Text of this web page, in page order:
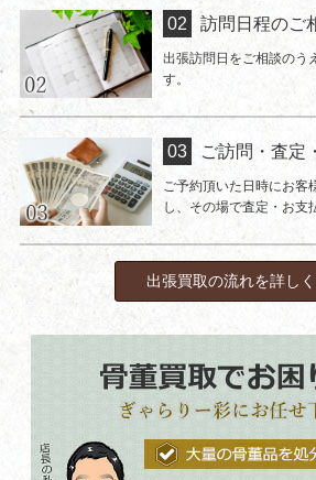
訪問日程のご
出張訪問日をご相談のう
す。
ご訪問・査定
ご予約頂いた日時にお客
し、その場で査定・お支
出張買取の流れを詳し